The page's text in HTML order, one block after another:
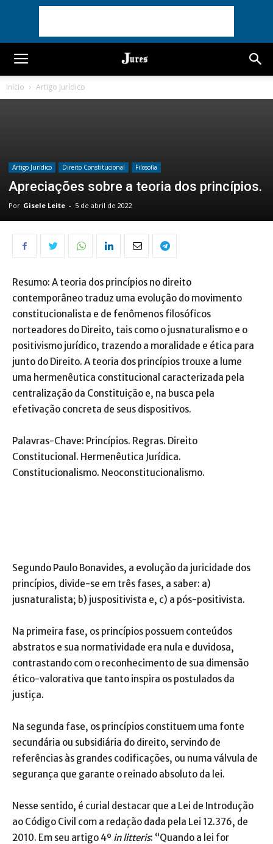
Início Artigo Jurídico
Artigo Jurídico Direito Constitucional Filosofia
Apreciações sobre a teoria dos princípios.
Por Gisele Leite - 5 de abril de 2022
Resumo: A teoria dos princípios no direito
contemporâneo traduz uma evolução do movimento
constitucionalista e de fenômenos filosóficos
norteadores do Direito, tais como o jusnaturalismo e o
positivismo jurídico, trazendo a moralidade e ética para
junto do Direito. A teoria dos princípios trouxe a lume
uma hermenêutica constitucional caracterizada pela
centralização da Constituição e, na busca pela
efetivação concreta de seus dispositivos.
Palavras-Chave: Princípios. Regras. Direito
Constitucional. Hermenêutica Jurídica.
Constitucionalismo. Neoconstitucionalismo.
Segundo Paulo Bonavides, a evolução da juricidade dos
princípios, divide-se em três fases, a saber: a)
jusnaturalista; b) juspositivista e, c) a pós-positivista.
Na primeira fase, os princípios possuem conteúdos
abstratos e sua normatividade era nula e duvidosa,
contrastando com o reconhecimento de sua dimensão
ético-valorativa que tanto inspira os postulados da
justiça.
Na segunda fase, os princípios constituem uma fonte
secundária ou subsidiária do direito, servindo de
referências às grandes codificações, ou numa válvula de
segurança que garante o reinado absoluto da lei.
Nesse sentido, é curial destacar que a Lei de Introdução
ao Código Civil com a redação dada pela Lei 12.376, de
2010. Em seu artigo 4º in litteris: “Quando a lei for